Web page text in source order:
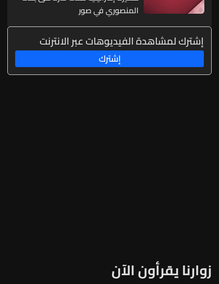
المنصوري في صور
إشترك لمشاهدة الفيديوهات عبر الانترنت
إشترك
زوارنا يقرأون الآن